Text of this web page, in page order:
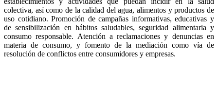
colectiva, así como de la calidad del agua, alimentos y productos de
uso cotidiano. Promoción de campañas informativas, educativas y
de sensibilización en hábitos saludables, seguridad alimentaria y
consumo responsable. Atención a reclamaciones y denuncias en
materia de consumo, y fomento de la mediación como vía de
resolución de conflictos entre consumidores y empresas.